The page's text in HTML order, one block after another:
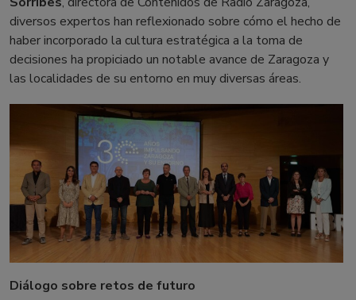
diversos expertos han reflexionado sobre cómo el hecho de
haber incorporado la cultura estratégica a la toma de
decisiones ha propiciado un notable avance de Zaragoza y
las localidades de su entorno en muy diversas áreas.
Diálogo sobre retos de futuro